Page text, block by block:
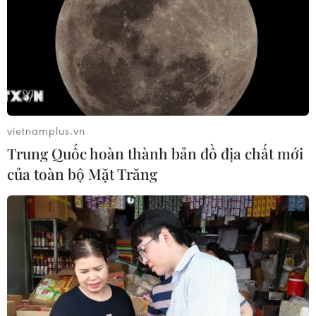
Chứng khoán Âu-Mỹ chao đảo trước
cú sốc kép
24/07/2026 00:42
CƠ QUAN CHỦ QUẢN: THÔNG TẤN XÃ VIỆT NAM
Tổng Biên tập: TRẦN TIẾN DUẨN
Phó Tổng Biên tập: NGUYỄN THỊ TÁM, KHÚC THANH
THỦY
vietnamplus.vn
Trung Quốc hoàn thành bản đồ địa chất mới
của toàn bộ Mặt Trăng